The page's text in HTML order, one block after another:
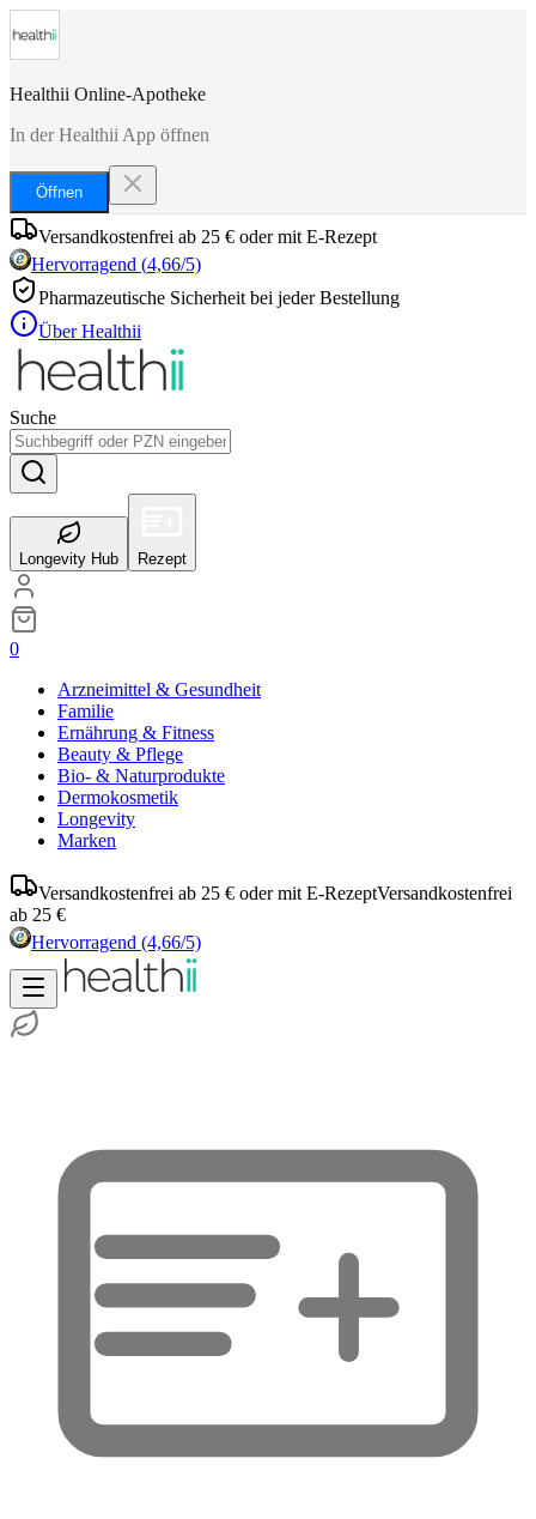
Healthii Online-Apotheke
In der Healthii App öffnen
Öffnen
Versandkostenfrei ab 25 € oder mit E-Rezept
Hervorragend (4,66/5)
Pharmazeutische Sicherheit bei jeder Bestellung
Über Healthii
Suche
Longevity Hub Rezept
0
Arzneimittel & Gesundheit
Familie
Ernährung & Fitness
Beauty & Pflege
Bio- & Naturprodukte
Dermokosmetik
Longevity
Marken
Versandkostenfrei ab 25 € oder mit E-RezeptVersandkostenfrei
ab 25 €
Hervorragend (4,66/5)